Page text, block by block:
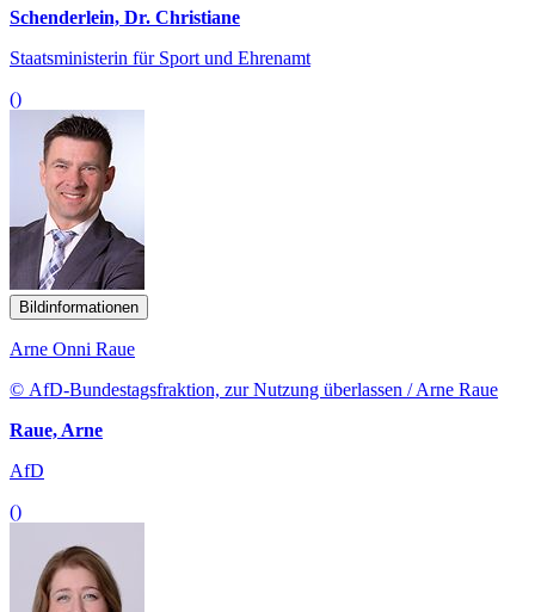
Schenderlein, Dr. Christiane
Staatsministerin für Sport und Ehrenamt
()
Bildinformationen
Arne Onni Raue
© AfD-Bundestagsfraktion, zur Nutzung überlassen / Arne Raue
Raue, Arne
AfD
()